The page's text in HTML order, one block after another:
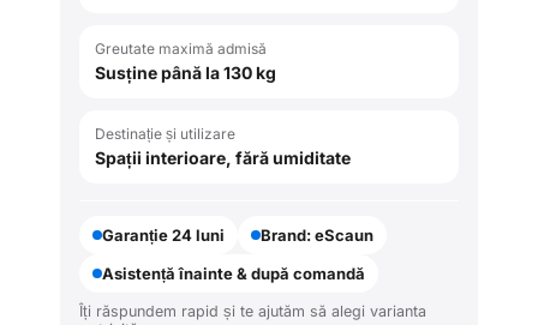
Greutate maximă admisă
Susține până la 130 kg
Destinație și utilizare
Spații interioare, fără umiditate
Garanție 24 luni
Brand: eScaun
Asistență înainte & după comandă
Îți răspundem rapid și te ajutăm să alegi varianta